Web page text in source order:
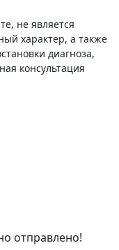
не является
характер, а также
диагноза,
консультация
отправлено!